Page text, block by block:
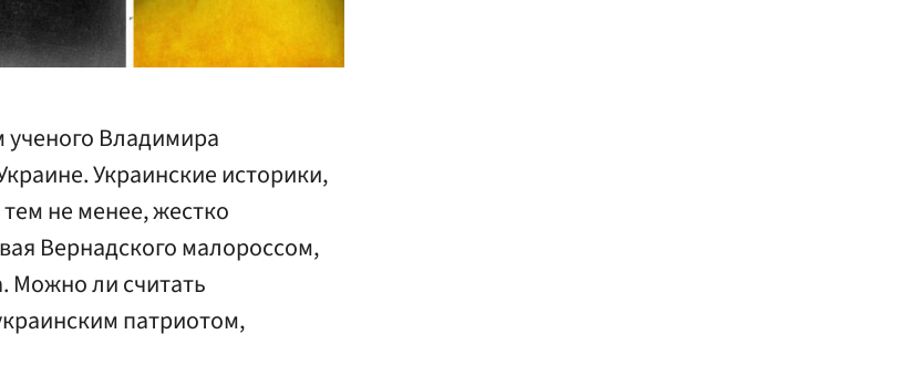
Владимира
Украинские историки,
не менее, жестко
Вернадского малороссом,
Можно ли считать
патриотом,